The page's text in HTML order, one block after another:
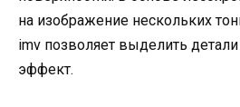
на изображение нескольких
imv позволяет выделить
эффект.